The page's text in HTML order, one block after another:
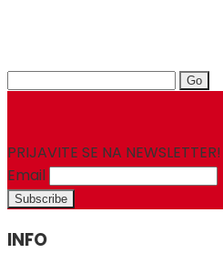
Search
PRIJAVITE SE NA NEWSLETTER!
Email
INFO